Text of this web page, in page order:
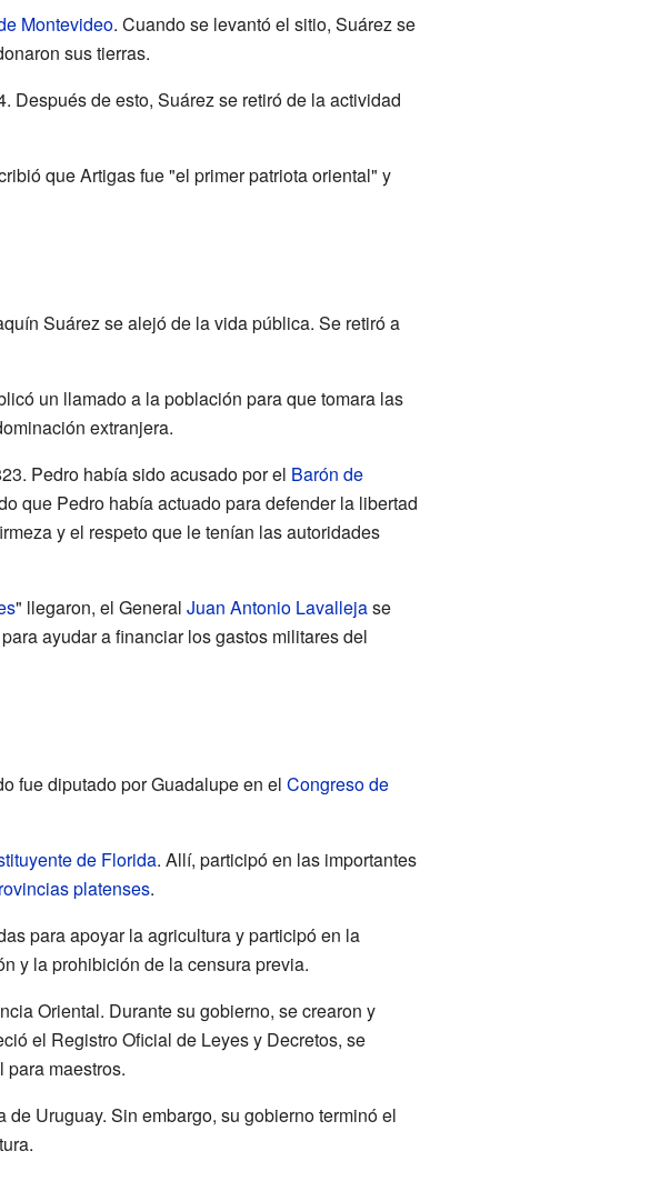
Montevideo. Cuando se levantó el sitio, Suárez se
sus tierras.
Después de esto, Suárez se retiró de la actividad
que Artigas fue "el primer patriota oriental" y
Suárez se alejó de la vida pública. Se retiró a
un llamado a la población para que tomara las
extranjera.
Pedro había sido acusado por el Barón de
que Pedro había actuado para defender la libertad
y el respeto que le tenían las autoridades
" llegaron, el General Juan Antonio Lavallejase
ayudar a financiar los gastos militares del
fue diputado por Guadalupe en el Congreso de
de Florida. Allí, participó en las importantes
platenses.
para apoyar la agricultura y participó en la
y la prohibición de la censura previa.
Oriental. Durante su gobierno, se crearon y
el Registro Oficial de Leyes y Decretos, se
maestros.
Uruguay. Sin embargo, su gobierno terminó el